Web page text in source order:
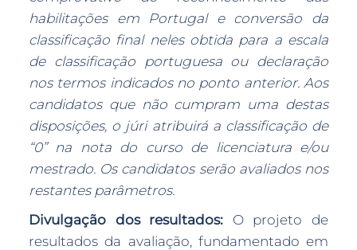
habilitações em Portugal e conversão da
classificação final neles obtida para a escala
de classificação portuguesa ou declaração
nos termos indicados no ponto anterior. Aos
candidatos que não cumpram uma destas
disposições, o júri atribuirá a classificação de
“0” na nota do curso de licenciatura e/ou
mestrado. Os candidatos serão avaliados nos
restantes parâmetros.
Divulgação dos resultados: O projeto de
resultados da avaliação, fundamentado em